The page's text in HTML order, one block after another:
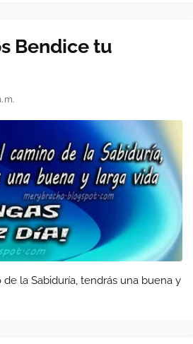
Bendice tu
m.
tendrás una buena y